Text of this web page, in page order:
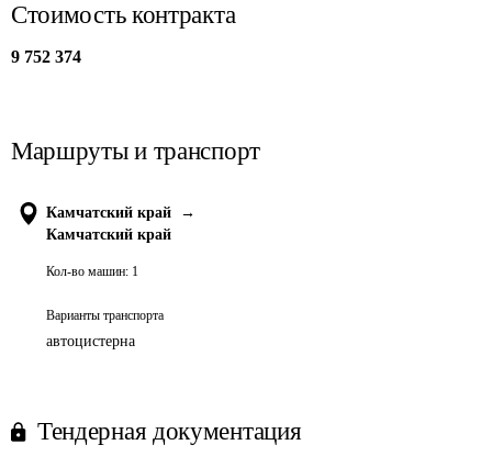
Стоимость контракта
9 752 374
Маршруты и транспорт
Камчатский край
→
Камчатский край
Кол-во машин: 1
Варианты транспорта
автоцистерна
Тендерная документация